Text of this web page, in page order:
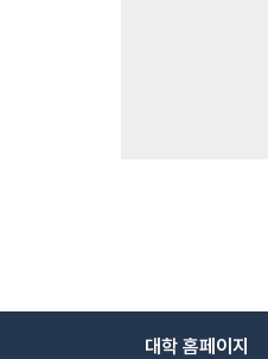
대학 홈페이지